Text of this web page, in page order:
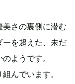
さの裏側に潜む
を超えた、未だ
ようです。
んでいます。